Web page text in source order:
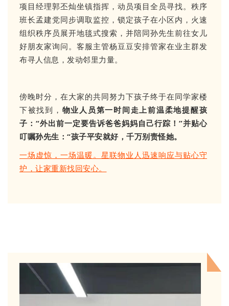
项目经理郭丕灿坐镇指挥，动员项目全员寻找。秩序
班长孟建党同步调取监控，锁定孩子在小区内，火速
组织秩序员展开地毯式搜索，并陪同孙先生前往女儿
好朋友家询问。客服主管杨豆豆安排管家在业主群发
布寻人信息，发动邻里力量。
傍晚时分，在大家的共同努力下孩子终于在同学家楼
下被找到， 物业人员第一时间走上前温柔地提醒孩
子：“外出前一定要告诉爸爸妈妈自己行踪！”并贴心
叮嘱孙先生：“孩子平安就好，千万别责怪她。
一场虚惊，一场温暖。星联物业人迅速响应与贴心守
护，让家重新找回安心。